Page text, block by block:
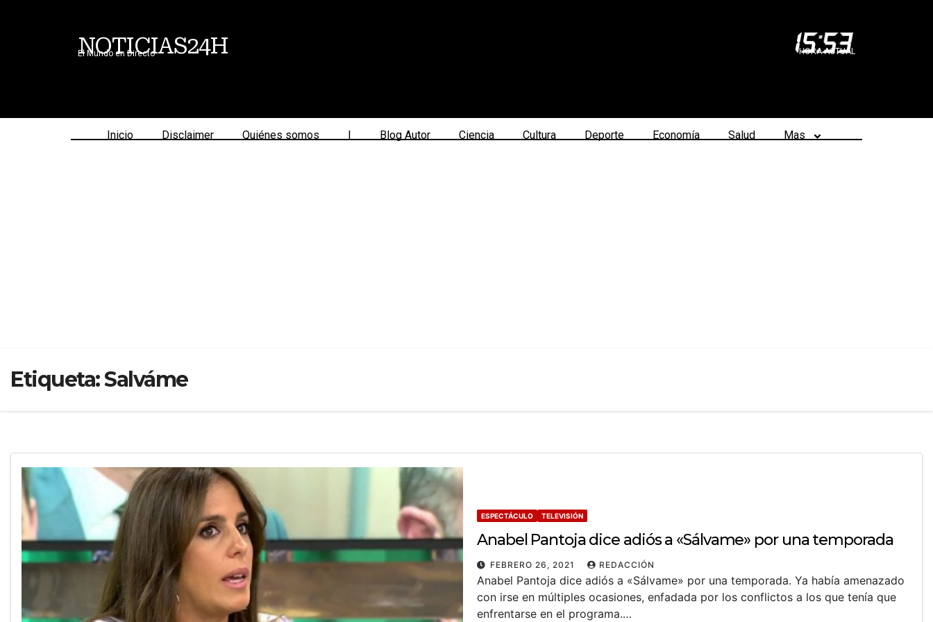
NOTICIAS24H
El Mundo en Directo 15:53
HORA ACTUAL
Inicio Disclaimer Quiénes somos | Blog Autor Ciencia Cultura Deporte Economía Salud Mas
Etiqueta:Salváme
ESPECTÁCULO TELEVISIÓN
Anabel Pantoja dice adiós a «Sálvame» por una temporada
FEBRERO 26, 2021 REDACCIÓN
Anabel Pantoja dice adiós a «Sálvame» por una temporada. Ya había amenazado
con irse en múltiples ocasiones, enfadada por los conflictos a los que tenía que
enfrentarse en el programa.…